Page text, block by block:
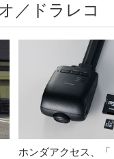
／ドラレコ
ホンダアクセス、「